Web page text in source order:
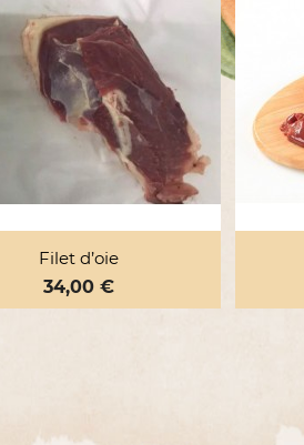
Filet d’oie
Prix
34,00 €
Aperçu rapide